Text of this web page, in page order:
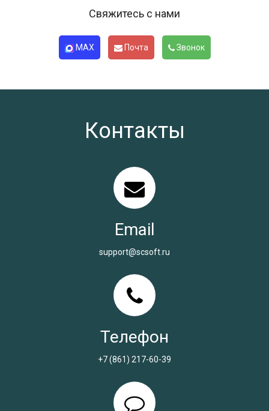
Свяжитесь с нами
MAX Почта Звонок
Контакты
Email
support@scsoft.ru
Телефон
+7 (861) 217-60-39